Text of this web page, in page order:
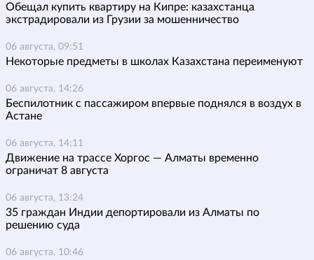
Обещал купить квартиру на Кипре: казахстанца
экстрадировали из Грузии за мошенничество
06 августа, 09:51
Некоторые предметы в школах Казахстана переименуют
06 августа, 14:26
Беспилотник с пассажиром впервые поднялся в воздух в
Астане
06 августа, 14:11
Движение на трассе Хоргос — Алматы временно
ограничат 8 августа
06 августа, 13:24
35 граждан Индии депортировали из Алматы по
решению суда
06 августа, 10:46